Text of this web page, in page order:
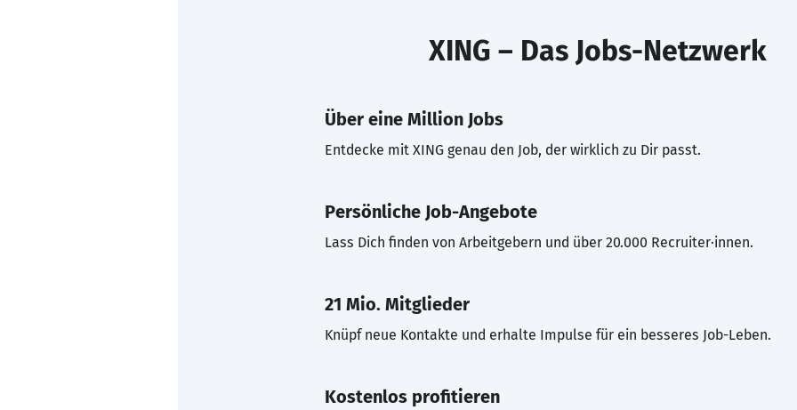
XING – Das Jobs-Netzwerk
Über eine Million Jobs
Entdecke mit XING genau den Job, der wirklich zu Dir passt.
Persönliche Job-Angebote
Lass Dich finden von Arbeitgebern und über 20.000 Recruiter·innen.
21 Mio. Mitglieder
Knüpf neue Kontakte und erhalte Impulse für ein besseres Job-Leben.
Kostenlos profitieren